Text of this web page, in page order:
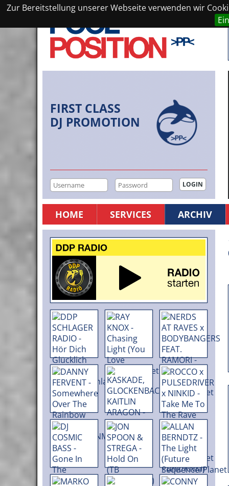
Zur Bereitstellung unserer Webseite verwenden wir
FIRST CLASS
DJ PROMOTION
HOME SERVICES ARCHIV